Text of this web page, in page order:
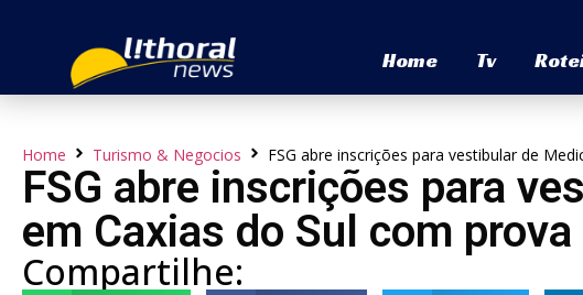
Home Tv
Home Turismo & Negocios FSG abre inscrições para vestibular de
FSG abre inscrições para
em Caxias do Sul com
Compartilhe: